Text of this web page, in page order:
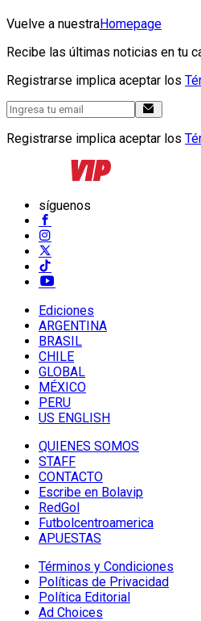
Vuelve a nuestraHomepage
Recibe las últimas noticias en tu
Registrarse implica aceptar los
Registrarse implica aceptar los
síguenos
Ediciones
ARGENTINA
BRASIL
CHILE
GLOBAL
MÉXICO
PERU
US ENGLISH
QUIENES SOMOS
STAFF
CONTACTO
Escribe en Bolavip
RedGol
Futbolcentroamerica
APUESTAS
Términos y Condiciones
Políticas de Privacidad
Política Editorial
Ad Choices